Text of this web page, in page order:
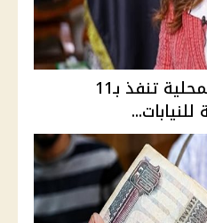
قرارات وزيرة التنمية المحلية تنفذ بـ11